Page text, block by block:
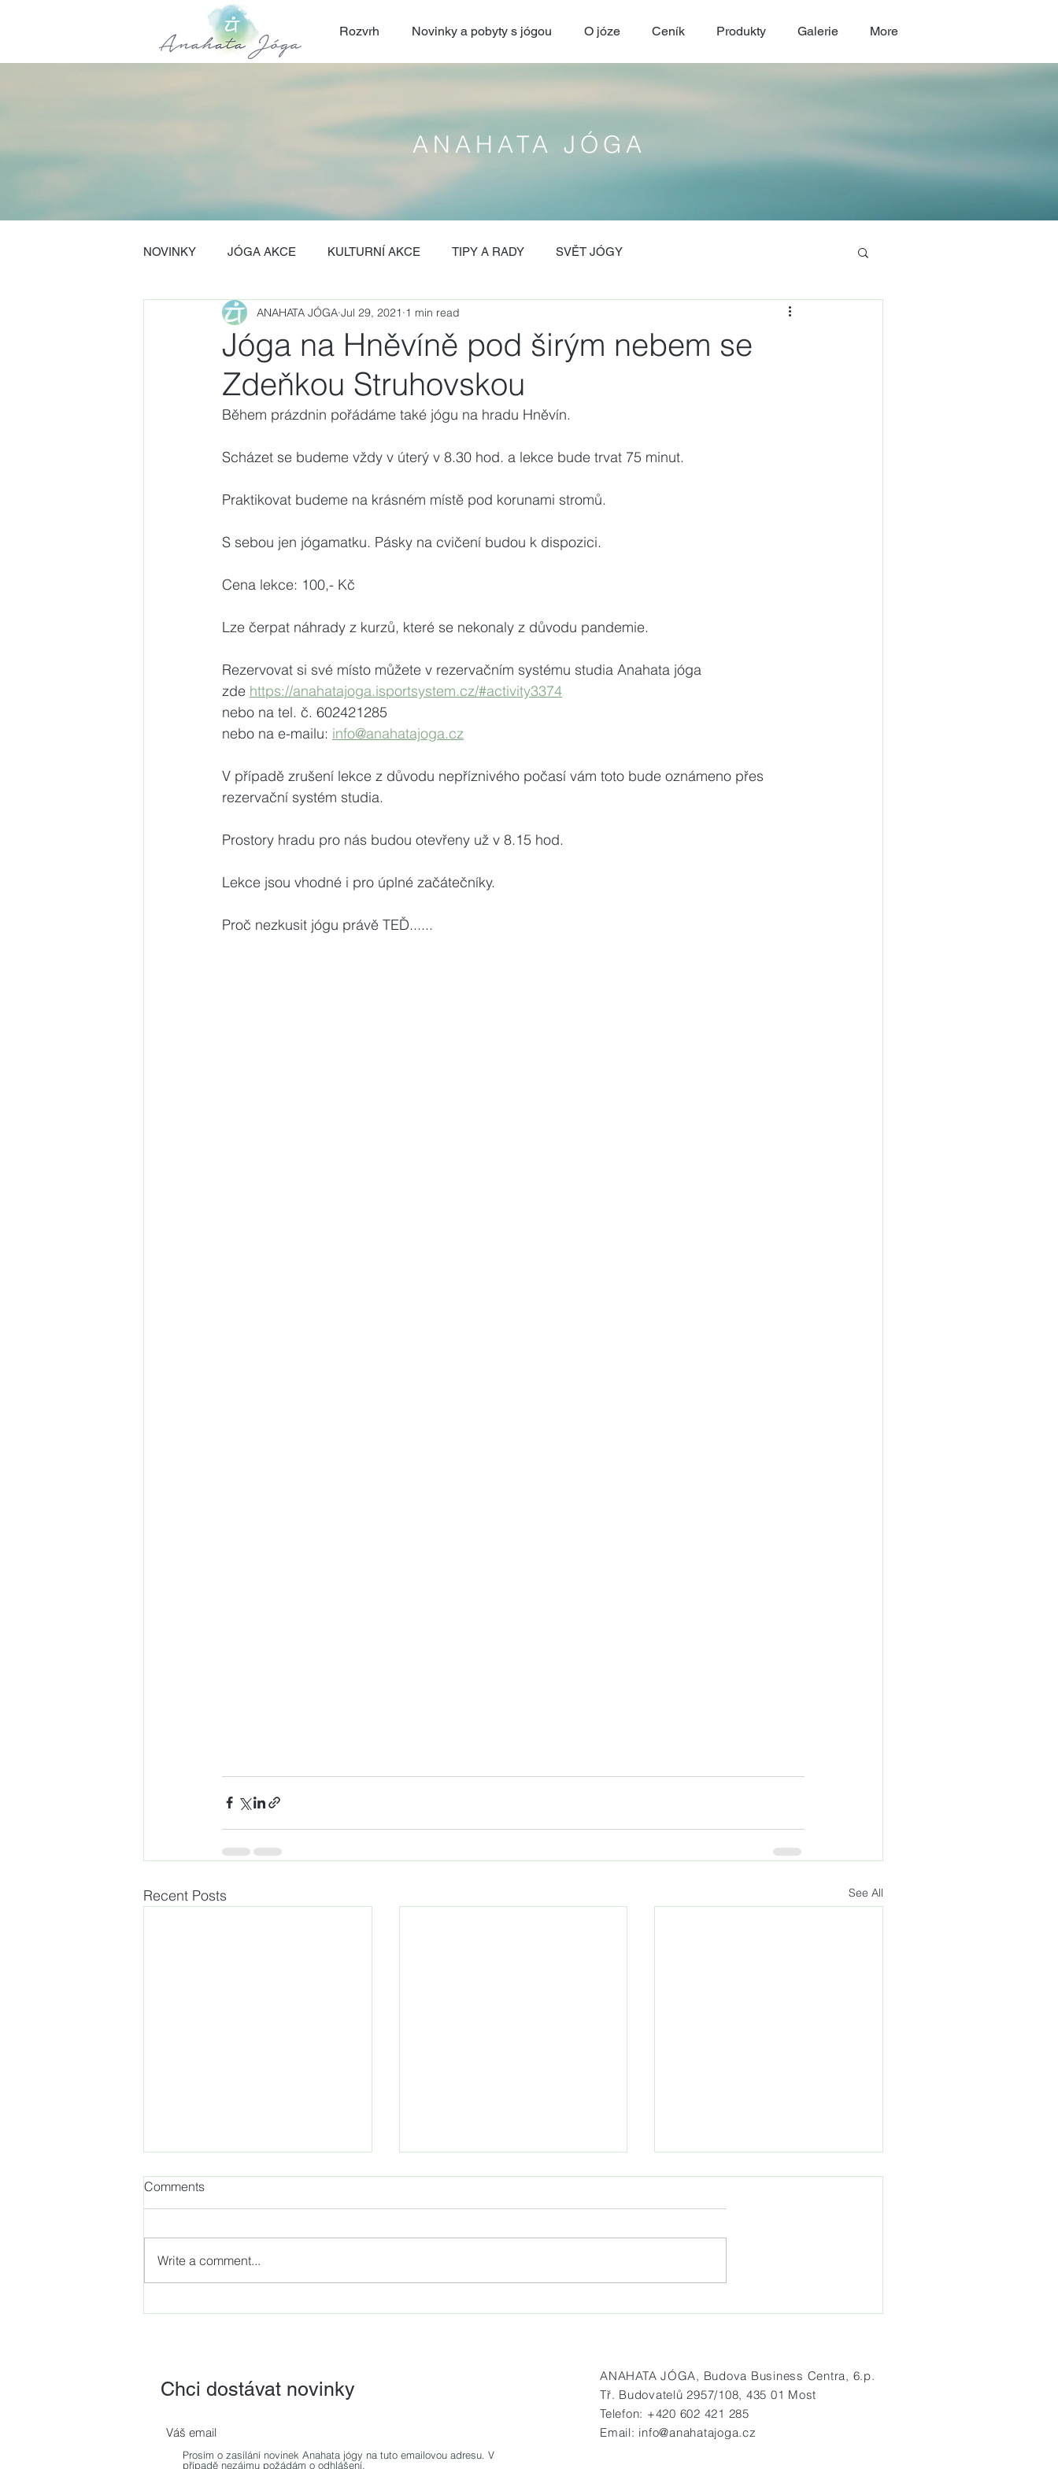
Rozvrh Novinky a pobyty s jógou O józe Ceník Produkty Galerie More
ANAHATA JÓGA
NOVINKY JÓGA AKCE KULTURNÍ AKCE TIPY A RADY SVĚT JÓGY
Jóga na Hněvíně pod širým nebem se
Zdeňkou Struhovskou
ANAHATA JÓGA Jul 29, 2021 1 min read
Během prázdnin pořádáme také jógu na hradu Hněvín.
Scházet se budeme vždy v úterý v 8.30 hod. a lekce bude trvat 75 minut.
Praktikovat budeme na krásném místě pod korunami stromů.
S sebou jen jógamatku. Pásky na cvičení budou k dispozici.
Cena lekce: 100,- Kč
Lze čerpat náhrady z kurzů, které se nekonaly z důvodu pandemie.
Rezervovat si své místo můžete v rezervačním systému studia Anahata jóga
zde https://anahatajoga.isportsystem.cz/#activity3374
nebo na tel. č. 602421285
nebo na e-mailu: info@anahatajoga.cz
V případě zrušení lekce z důvodu nepříznivého počasí vám toto bude oznámeno přes
rezervační systém studia.
Prostory hradu pro nás budou otevřeny už v 8.15 hod.
Lekce jsou vhodné i pro úplné začátečníky.
Proč nezkusit jógu právě TEĎ......
Recent Posts See All
odborníka prof. PaedDr.
Pavla Koláře, Ph.D.
Comments
Write a comment...
Chci dostávat novinky
Prosím o zasílání novinek Anahata jógy na tuto emailovou adresu. V
případě nezájmu požádám o odhlášení.
ANAHATA JÓGA, Budova Business Centra, 6.p.
Tř. Budovatelů 2957/108, 435 01 Most
Telefon: +420 602 421 285
Email: info@anahatajoga.cz